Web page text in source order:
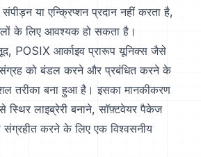
संपीड़न या एन्क्रिप्शन प्रदान नहीं करता है,
के लिए आवश्यक हो सकता है।
POSIX आर्काइव प्रारूप यूनिक्स जैसे
को बंडल करने और प्रबंधित करने के
तरीका बना हुआ है। इसका मानकीकरण
स्थिर लाइब्रेरी बनाने, सॉफ़्टवेयर पैकेज
संग्रहीत करने के लिए एक विश्वसनीय